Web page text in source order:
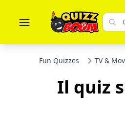
Fun Quizzes TV &
Il quiz